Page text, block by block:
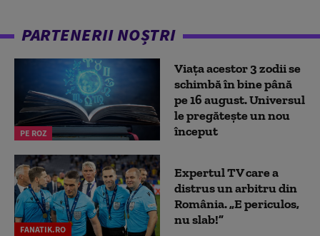
PARTENERII NOȘTRI
PE ROZ
Viața acestor 3 zodii se
schimbă în bine până
pe 16 august. Universul
le pregătește un nou
început
FANATIK.RO
Expertul TV care a
distrus un arbitru din
România. „E periculos,
nu slab!”